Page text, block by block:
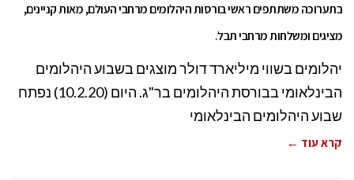
בתערוכה משתתפים ראשי בורסות היהלומים מרחבי העולם, מאות קניינים,
מציגים ומשלחות מרחבי תבל.
יהלומים בשווי מיליארד דולר מוצגים בשבוע היהלומים
הבינלאומי בבורסת היהלומים בר"ג. היום (10.2.20) נפתח
שבוע היהלומים הבינלאומי
קרא עוד ←